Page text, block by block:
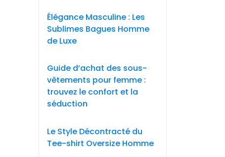
Élégance Masculine : Les
Sublimes Bagues Homme
de Luxe
Guide d’achat des sous-
vêtements pour femme :
trouvez le confort et la
séduction
Le Style Décontracté du
Tee-shirt Oversize Homme